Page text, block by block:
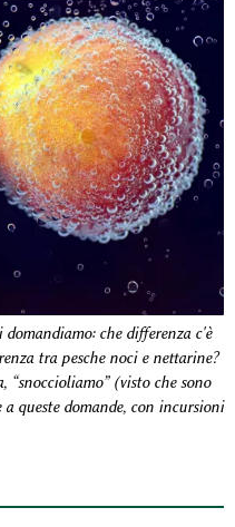
che differenza c'è
tra pesche noci e nettarine?
“snoccioliamo” (visto che sono
queste domande, con incursioni